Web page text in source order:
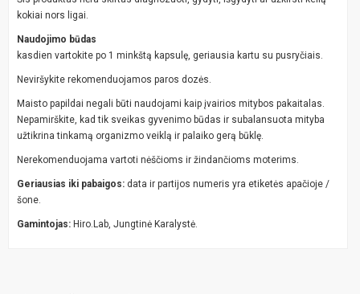
kokiai nors ligai.
Naudojimo būdas
kasdien vartokite po 1 minkštą kapsulę, geriausia kartu su pusryčiais.
Neviršykite rekomenduojamos paros dozės.
Maisto papildai negali būti naudojami kaip įvairios mitybos pakaitalas.
Nepamirškite, kad tik sveikas gyvenimo būdas ir subalansuota mityba
užtikrina tinkamą organizmo veiklą ir palaiko gerą būklę.
Nerekomenduojama vartoti nėščioms ir žindančioms moterims.
Geriausias iki pabaigos: data ir partijos numeris yra etiketės apačioje /
šone.
Gamintojas: Hiro.Lab, Jungtinė Karalystė.